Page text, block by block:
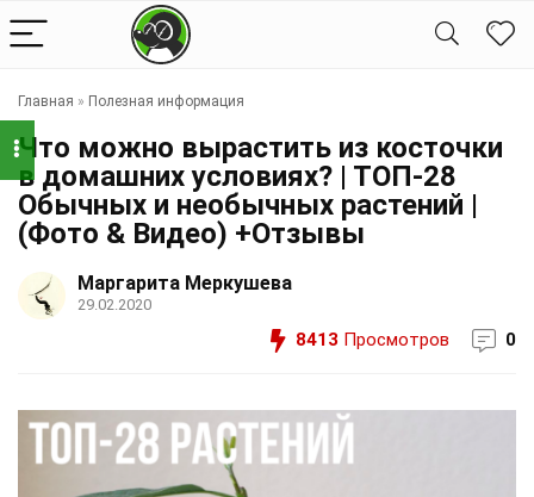
Главная » Полезная информация
Что можно вырастить из косточки
в домашних условиях? | ТОП-28
Обычных и необычных растений |
(Фото & Видео) +Отзывы
Маргарита Меркушева
29.02.2020
8413 Просмотров 0